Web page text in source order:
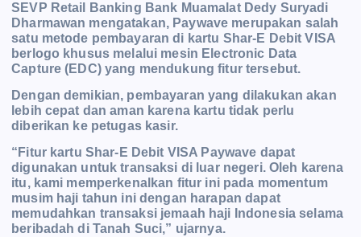
SEVP Retail Banking Bank Muamalat Dedy Suryadi
Dharmawan mengatakan, Paywave merupakan salah
satu metode pembayaran di kartu Shar-E Debit VISA
berlogo khusus melalui mesin Electronic Data
Capture (EDC) yang mendukung fitur tersebut.
Dengan demikian, pembayaran yang dilakukan akan
lebih cepat dan aman karena kartu tidak perlu
diberikan ke petugas kasir.
“Fitur kartu Shar-E Debit VISA Paywave dapat
digunakan untuk transaksi di luar negeri. Oleh karena
itu, kami memperkenalkan fitur ini pada momentum
musim haji tahun ini dengan harapan dapat
memudahkan transaksi jemaah haji Indonesia selama
beribadah di Tanah Suci,” ujarnya.